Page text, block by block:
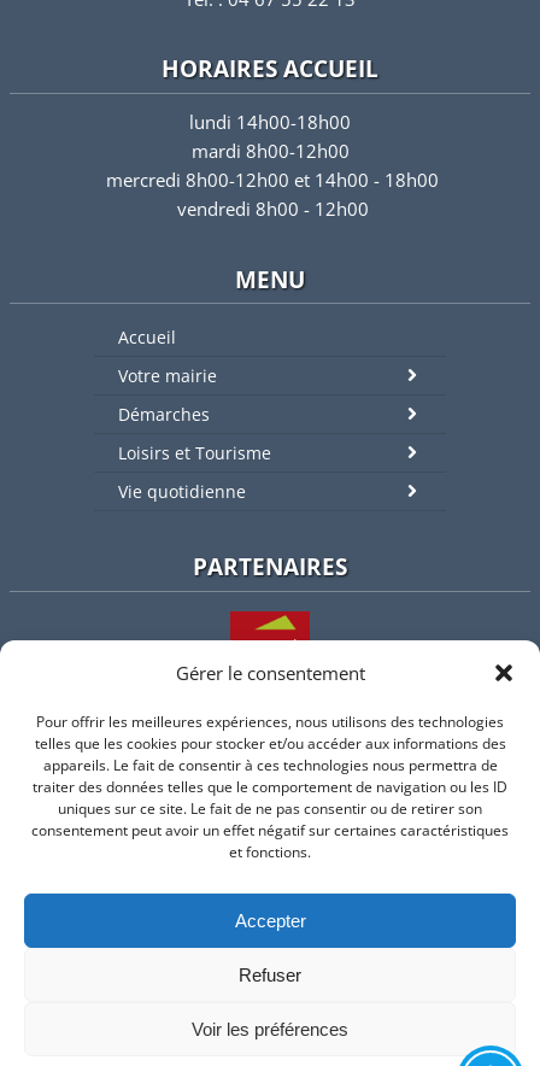
Gérer le consentement
Pour offrir les meilleures expériences, nous utilisons des technologies
telles que les cookies pour stocker et/ou accéder aux informations des
appareils. Le fait de consentir à ces technologies nous permettra de
traiter des données telles que le comportement de navigation ou les ID
uniques sur ce site. Le fait de ne pas consentir ou de retirer son
consentement peut avoir un effet négatif sur certaines caractéristiques
et fonctions.
Accepter
Refuser
Voir les préférences
HORAIRES ACCUEIL
lundi 14h00-18h00
mardi 8h00-12h00
mercredi 8h00-12h00 et 14h00 - 18h00
vendredi 8h00 - 12h00
MENU
Accueil
Votre mairie
Démarches
Loisirs et Tourisme
Vie quotidienne
PARTENAIRES
L'intercommunalité
Intramuros
Suivez-nous sur Facebook
Site